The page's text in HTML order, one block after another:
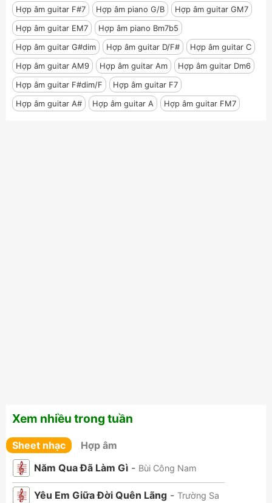
Hợp âm guitar F#7 Hợp âm piano G/B
Hợp âm guitar GM7
Hợp âm guitar EM7
Hợp âm piano Bm7b5
Hợp âm guitar G#dim
Hợp âm guitar D/F#
Hợp âm guitar C
Hợp âm guitar AM9
Hợp âm guitar Am
Hợp âm guitar Dm6
Hợp âm guitar F#dim/F
Hợp âm guitar F7
Hợp âm guitar A#
Hợp âm guitar A Hợp âm guitar FM7
Xem nhiều trong tuần
Sheet nhạc
Hợp âm
Năm Qua Đã Làm Gì - Bùi Công Nam
Yêu Em Giữa Đời Quên Lãng - Trường Sa